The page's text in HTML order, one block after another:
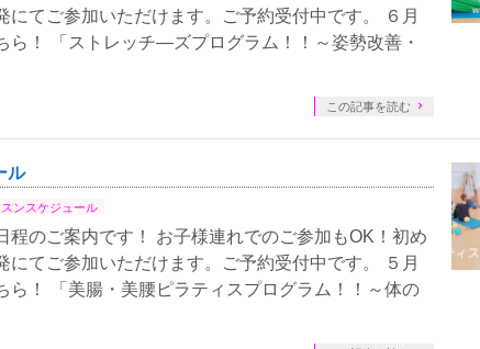
にてご参加いただけます。ご予約受付中です。 ６月
ら！ 「ストレッチ―ズプログラム！！～姿勢改善・
この記事を読む
ル
ンスケジュール
程のご案内です！ お子様連れでのご参加もOK！初め
にてご参加いただけます。ご予約受付中です。 ５月
ら！ 「美腸・美腰ピラティスプログラム！！～体の